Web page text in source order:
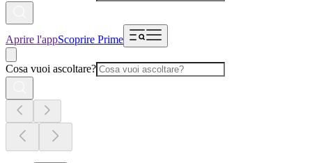
Aprire l'appScoprire Prime
Cosa vuoi ascoltare?